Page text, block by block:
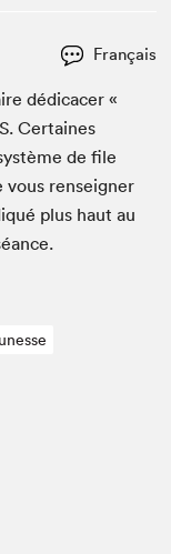
Français
dédi­cac­er «
. Cer­taines
de file
vous ren­seign­er
plus haut au